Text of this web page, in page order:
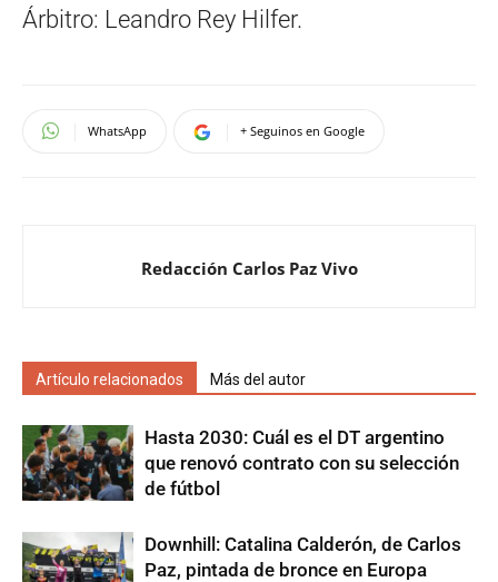
Árbitro: Leandro Rey Hilfer.
WhatsApp + Seguinos en Google
Redacción Carlos Paz Vivo
Artículo relacionados Más del autor
Hasta 2030: Cuál es el DT argentino
que renovó contrato con su selección
de fútbol
Downhill: Catalina Calderón, de Carlos
Paz, pintada de bronce en Europa